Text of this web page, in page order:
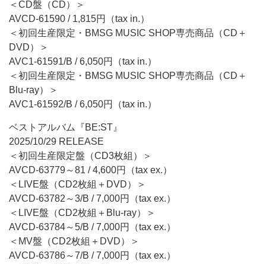
＜CD盤（CD）＞
AVCD-61590 / 1,815円（tax in.）
＜初回生産限定・BMSG MUSIC SHOP専売商品（CD＋
DVD）＞
AVC1-61591/B / 6,050円（tax in.）
＜初回生産限定・BMSG MUSIC SHOP専売商品（CD＋
Blu-ray）＞
AVC1-61592/B / 6,050円（tax in.）
ベストアルバム『BE:ST』
2025/10/29 RELEASE
＜初回生産限定盤（CD3枚組）＞
AVCD-63779～81 / 4,600円（tax ex.）
＜LIVE盤（CD2枚組＋DVD）＞
AVCD-63782～3/B / 7,000円（tax ex.）
＜LIVE盤（CD2枚組＋Blu-ray）＞
AVCD-63784～5/B / 7,000円（tax ex.）
＜MV盤（CD2枚組＋DVD）＞
AVCD-63786～7/B / 7,000円（tax ex.）